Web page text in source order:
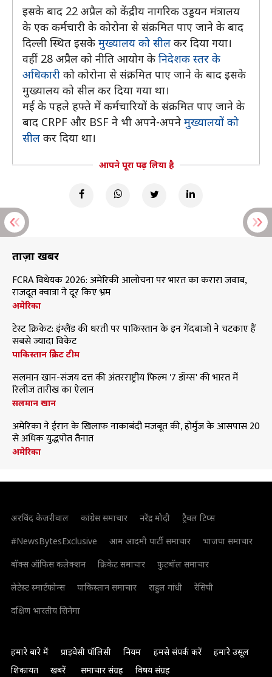
इसके बाद 22 अप्रैल को केंद्रीय नागरिक उड्डयन मंत्रालय
के एक कर्मचारी के कोरोना से संक्रमित पाए जाने के बाद
दिल्ली स्थित इसके मुख्यालय को सील कर दिया गया।
वहीं 28 अप्रैल को नीति आयोग के निदेशक स्तर के
अधिकारी को कोरोना से संक्रमित पाए जाने के बाद इसके
मुख्यालय को सील कर दिया गया था।
मई के पहले हफ्ते में कर्मचारियों के संक्रमित पाए जाने के
बाद CRPF और BSF ने भी अपने-अपने मुख्यालयों को
सील कर दिया था।
आपने पूरा पढ़ लिया है
ताज़ा खबरें
FCRA विधेयक 2026: अमेरिकी आलोचना पर भारत का करारा जवाब,
राजदूत क्वात्रा ने दूर किए भ्रम
अमेरिका
टेस्ट क्रिकेट: इंग्लैंड की धरती पर पाकिस्तान के इन गेंदबाजों ने चटकाए हैं
सबसे ज्यादा विकेट
पाकिस्तान क्रिकेट टीम
सलमान खान-संजय दत्त की अंतरराष्ट्रीय फिल्म '7 डॉग्स' की भारत में
रिलीज तारीख का ऐलान
सलमान खान
अमेरिका ने ईरान के खिलाफ नाकाबंदी मजबूत की, होर्मुज के आसपास 20
से अधिक युद्धपोत तैनात
अमेरिका
अरविंद केजरीवाल कांग्रेस समाचार नरेंद्र मोदी
ट्रैवल टिप्स
#NewsBytesExclusive
आम आदमी पार्टी समाचार
भाजपा समाचार
बॉक्स ऑफिस कलेक्शन
क्रिकेट समाचार
फुटबॉल समाचार
लेटेस्ट स्मार्टफोन्स
पाकिस्तान समाचार राहुल गांधी
रेसिपी
दक्षिण भारतीय सिनेमा
हमारे बारे में प्राइवेसी पॉलिसी नियम हमसे संपर्क करें
हमारे उसूल
शिकायत
खबरें समाचार संग्रह विषय संग्रह